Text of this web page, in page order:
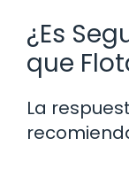
¿Es
que
La